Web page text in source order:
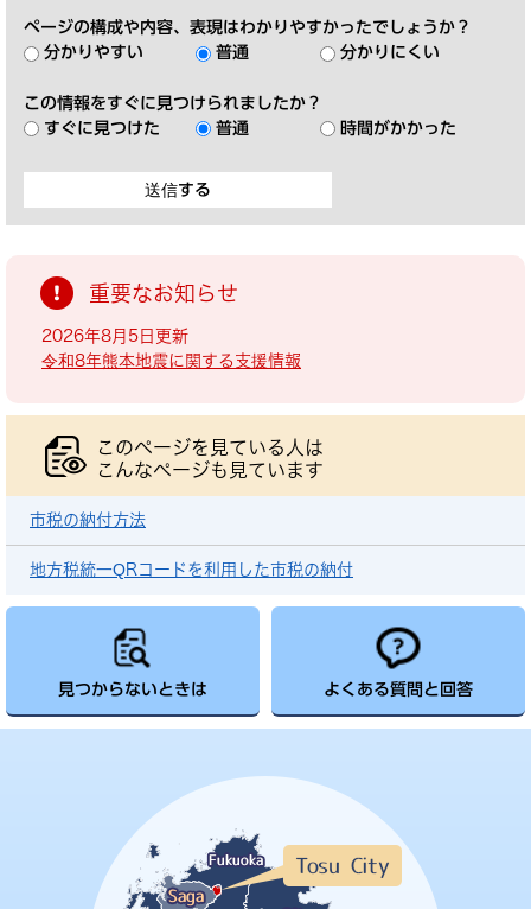
ページの構成や内容、表現はわかりやすかったでしょうか？
分かりやすい
普通 分かりにくい
この情報をすぐに見つけられましたか？
すぐに見つけた
普通 時間がかかった
重要なお知らせ
2026年8月5日更新
令和8年熊本地震に関する支援情報
このページを見ている人は
こんなページも見ています
市税の納付方法
地方税統一QRコードを利用した市税の納付
見つからないときは よくある質問と回答